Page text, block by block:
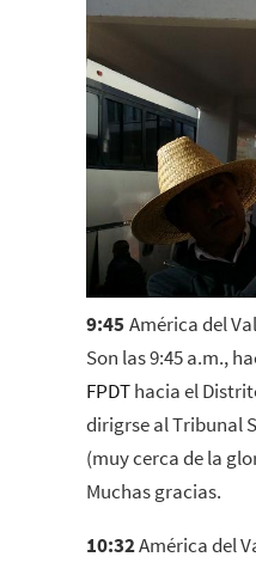
9:45América del
Son las 9:45 a.m.,
FPDThacia el
dirigrse al Tribunal
(muy cerca de la
Muchas gracias.
10:32América del